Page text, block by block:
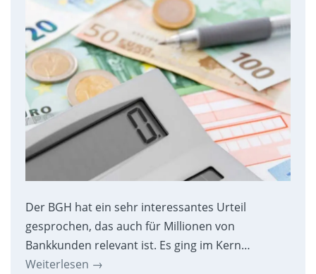
Der BGH hat ein sehr interessantes Urteil
gesprochen, das auch für Millionen von
Bankkunden relevant ist. Es ging im Kern…
Weiterlesen →